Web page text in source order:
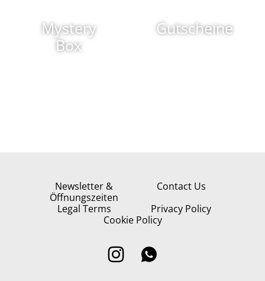
Mystery
Box
Gutscheine
Newsletter &
Öffnungszeiten
Contact Us
Legal Terms
Privacy Policy
Cookie Policy